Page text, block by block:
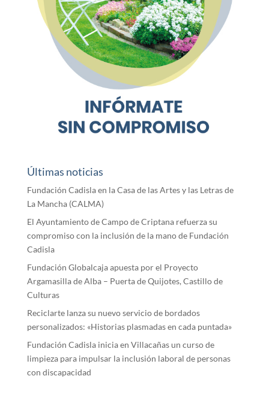
Últimas noticias
Fundación Cadisla en la Casa de las Artes y las Letras de
La Mancha (CALMA)
El Ayuntamiento de Campo de Criptana refuerza su
compromiso con la inclusión de la mano de Fundación
Cadisla
Fundación Globalcaja apuesta por el Proyecto
Argamasilla de Alba – Puerta de Quijotes, Castillo de
Culturas
Reciclarte lanza su nuevo servicio de bordados
personalizados: «Historias plasmadas en cada puntada»
Fundación Cadisla inicia en Villacañas un curso de
limpieza para impulsar la inclusión laboral de personas
con discapacidad